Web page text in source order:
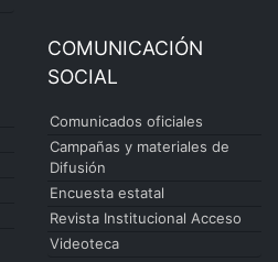
COMUNICACIÓN
SOCIAL
Comunicados oficiales
Campañas y materiales de
Difusión
Encuesta estatal
Revista Institucional Acceso
Videoteca